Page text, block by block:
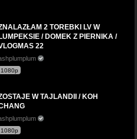
2 TOREBKI LV W
LUMPEKSIE / DOMEK Z PIERNIKA /
22
1080p
W TAJLANDII / KOH
1080p